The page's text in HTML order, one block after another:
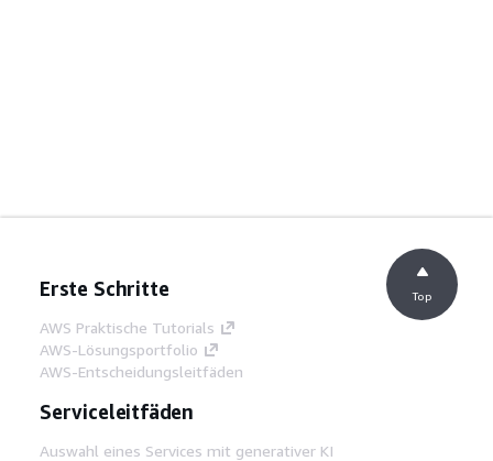
Erste Schritte
AWS Praktische Tutorials
AWS-Lösungsportfolio
AWS-Entscheidungsleitfäden
Serviceleitfäden
Auswahl eines Services mit generativer KI
Top